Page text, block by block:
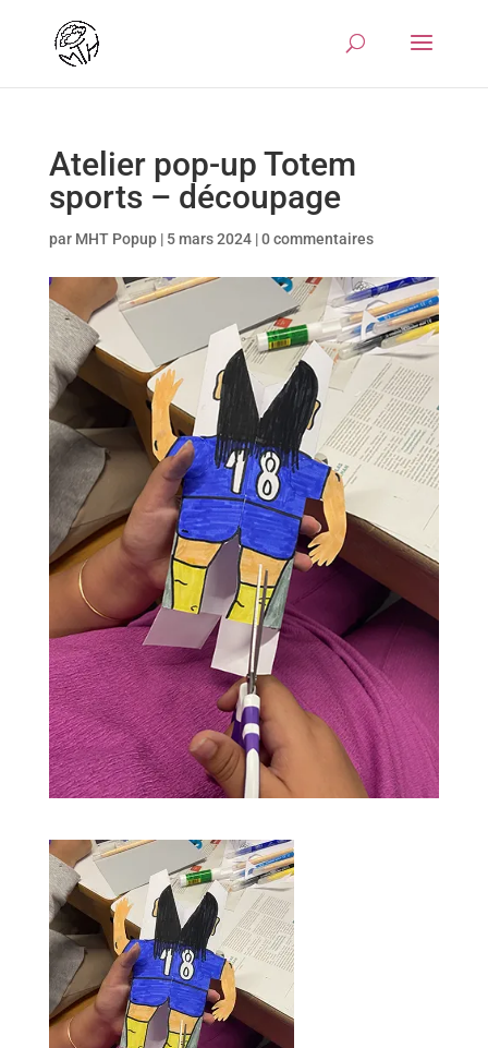
Atelier pop-up Totem
sports – découpage
par MHT Popup| 5 mars 2024|0 commentaires